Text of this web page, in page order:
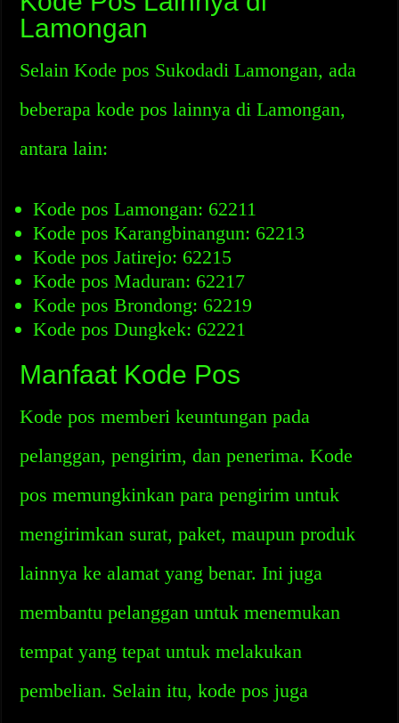
Lamongan
Selain Kode pos Sukodadi Lamongan, ada
beberapa kode pos lainnya di Lamongan,
antara lain:
Kode pos Lamongan: 62211
Kode pos Karangbinangun: 62213
Kode pos Jatirejo: 62215
Kode pos Maduran: 62217
Kode pos Brondong: 62219
Kode pos Dungkek: 62221
Manfaat Kode Pos
Kode pos memberi keuntungan pada
pelanggan, pengirim, dan penerima. Kode
pos memungkinkan para pengirim untuk
mengirimkan surat, paket, maupun produk
lainnya ke alamat yang benar. Ini juga
membantu pelanggan untuk menemukan
tempat yang tepat untuk melakukan
pembelian. Selain itu, kode pos juga